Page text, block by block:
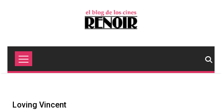
Loving Vincent